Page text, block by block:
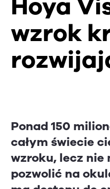
Hoya
wzrok
Ponad 150
całym świecie
wzroku, lecz nie
pozwolić na